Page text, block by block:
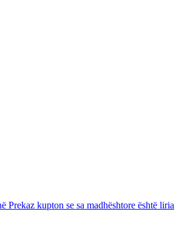
Prekaz kupton se sa madhështore është liria